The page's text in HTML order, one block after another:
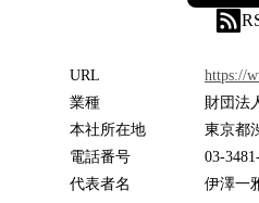
URL
https://
業種
財団法
本社所在地
東京都
電話番号
03-
代表者名
伊澤一